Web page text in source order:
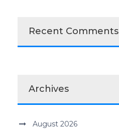
Recent Comments
Archives
August 2026